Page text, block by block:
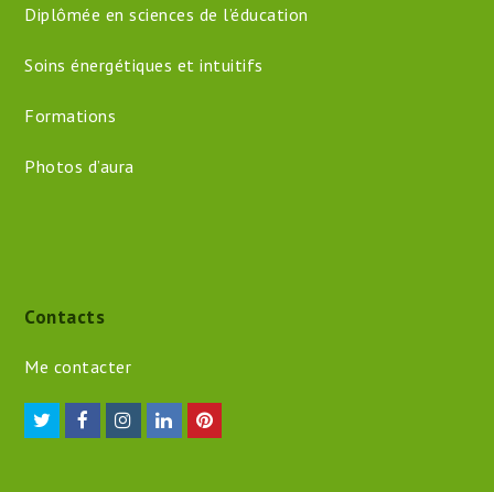
Diplômée en sciences de l’éducation
Soins énergétiques et intuitifs
Formations
Photos d’aura
Contacts
Me contacter
TwitterFacebookInstagram
LinkedInPinterest